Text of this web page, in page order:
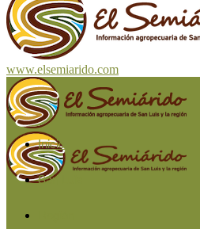
www.elsemiarido.com
Inicio
San Luis